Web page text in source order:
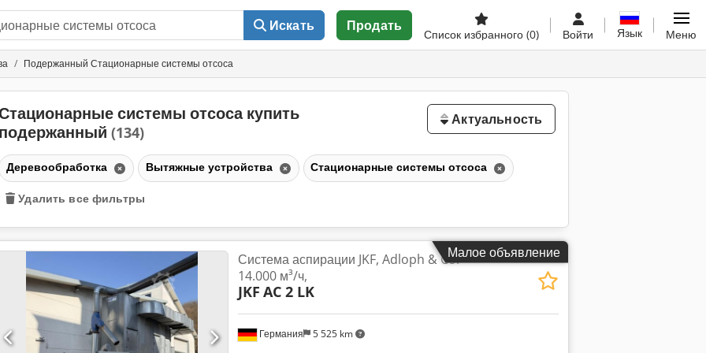
Искать Продать
Список избранного (0) Войти Язык Меню
Подержанный Стационарные системы отсоса
системы отсоса купить
подержанный (134)
Актуальность
Деревообработка Вытяжные устройства Стационарные системы отсоса
Удалить все фильтры
Малое объявление
Германия 5 525 km
Система аспирации JKF, Adloph & Co.
14.000 м³/ч,
JKF AC 2 LK